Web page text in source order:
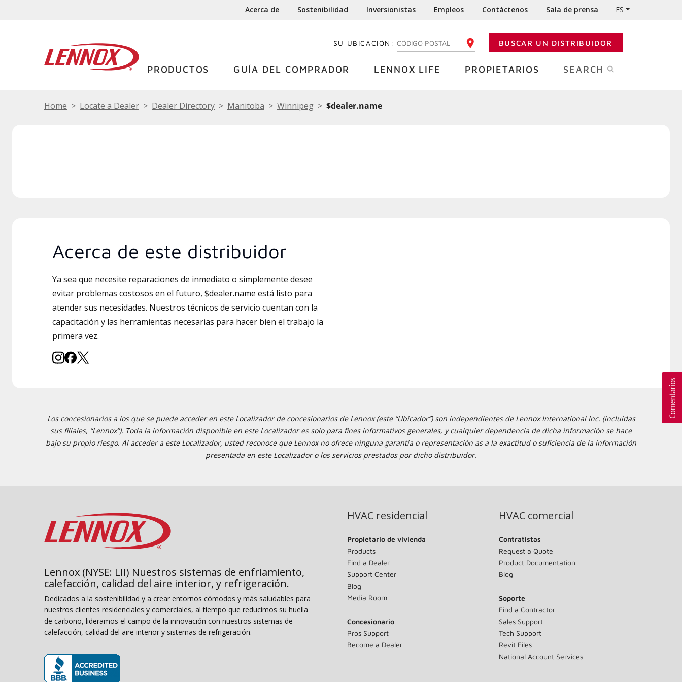
Acerca de Sostenibilidad Inversionistas Empleos Contáctenos Sala de prensa ES
SU UBICACIÓN: INGRESE SU CÓDIGO POSTAL BUSCAR UN DISTRIBUIDOR
PRODUCTOS GUÍA DEL COMPRADOR LENNOX LIFE PROPIETARIOS SEARCH
Home Locate a Dealer Dealer Directory Manitoba Winnipeg $dealer.name
Acerca de este distribuidor
Ya sea que necesite reparaciones de inmediato o simplemente desee
evitar problemas costosos en el futuro, $dealer.name está listo para
atender sus necesidades. Nuestros técnicos de servicio cuentan con la
capacitación y las herramientas necesarias para hacer bien el trabajo la
primera vez.
Los concesionarios a los que se puede acceder en este Localizador de concesionarios de Lennox (este “Ubicador”) son independientes de Lennox International Inc. (incluidas
sus filiales, “Lennox”). Toda la información disponible en este Localizador es solo para fines informativos generales, y cualquier dependencia de dicha información se hace
bajo su propio riesgo. Al acceder a este Localizador, usted reconoce que Lennox no ofrece ninguna garantía o representación as a la exactitud o suficiencia de la información
presentada en este Localizador o los servicios prestados por dicho distribuidor.
Lennox (NYSE: LII) Nuestros sistemas de enfriamiento,
calefacción, calidad del aire interior, y refrigeración.
Dedicados a la sostenibilidad y a crear entornos cómodos y más saludables para
nuestros clientes residenciales y comerciales, al tiempo que reducimos su huella
de carbono, lideramos el campo de la innovación con nuestros sistemas de
calefacción, calidad del aire interior y sistemas de refrigeración.
HVAC residencial
Propietario de vivienda
Products
Find a Dealer
Support Center
Blog
Media Room
Concesionario
Pros Support
Become a Dealer
HVAC comercial
Contratistas
Request a Quote
Product Documentation
Blog
Soporte
Find a Contractor
Sales Support
Tech Support
Revit Files
National Account Services